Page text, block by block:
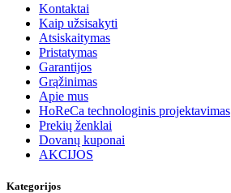
Kontaktai
Kaip užsisakyti
Atsiskaitymas
Pristatymas
Garantijos
Grąžinimas
Apie mus
HoReCa technologinis projektavimas
Prekių ženklai
Dovanų kuponai
AKCIJOS
Kategorijos